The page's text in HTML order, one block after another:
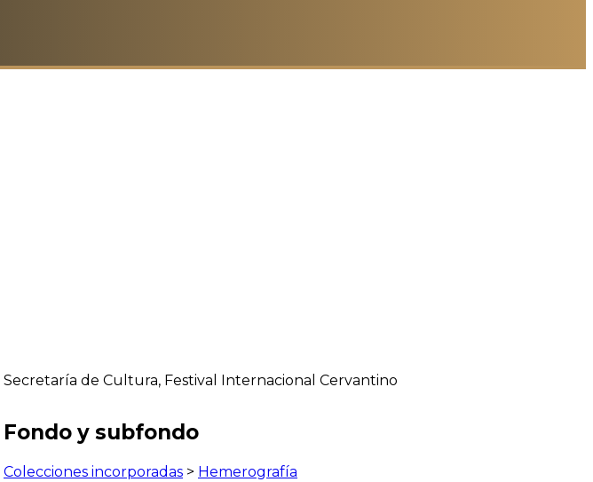
Secretaría de Cultura, Festival Internacional Cervantino
Fondo y subfondo
Colecciones incorporadas > Hemerografía